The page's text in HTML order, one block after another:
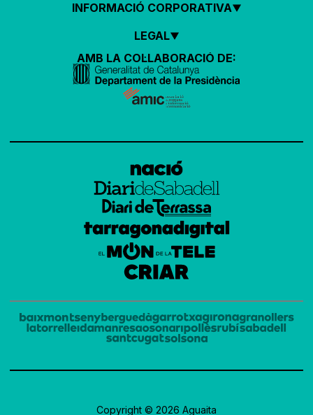
INFORMACIÓ CORPORATIVA
LEGAL
AMB LA COL·LABORACIÓ DE:
Copyright © 2026 Aguaita